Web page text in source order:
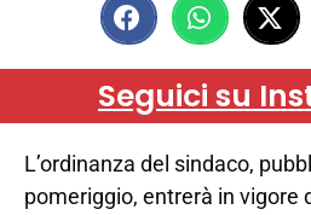
Seguici su
L’ordinanza del sindaco,
pomeriggio, entrerà in vigore